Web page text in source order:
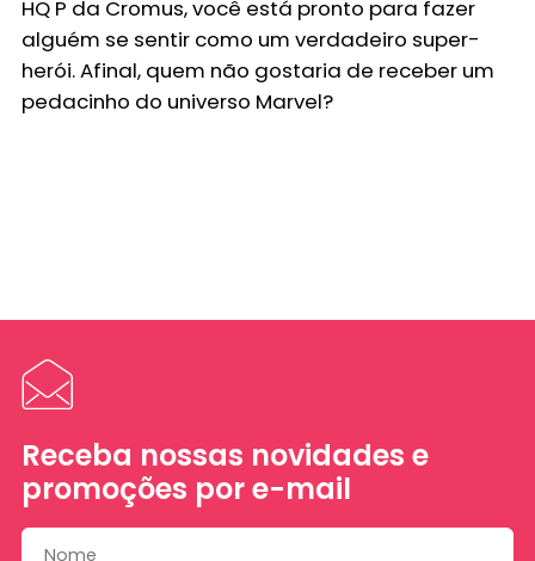
HQ P da Cromus, você está pronto para fazer
alguém se sentir como um verdadeiro super-
herói. Afinal, quem não gostaria de receber um
pedacinho do universo Marvel?
Receba nossas novidades e
promoções por e-mail